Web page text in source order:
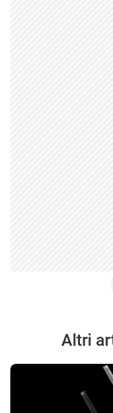
Altri